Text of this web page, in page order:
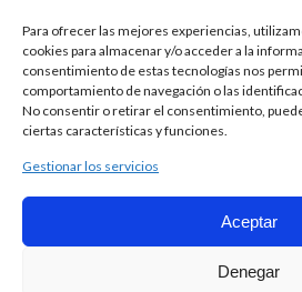
Para ofrecer las mejores experiencias,
cookies para almacenar y/o acceder a la
consentimiento de estas tecnologías nos
comportamiento de navegación o las
No consentir o retirar el consentimiento,
ciertas características y funciones.
Gestionar los servicios
Aceptar
Denegar
MADRID
Mapa Web
Ayuntamiento de